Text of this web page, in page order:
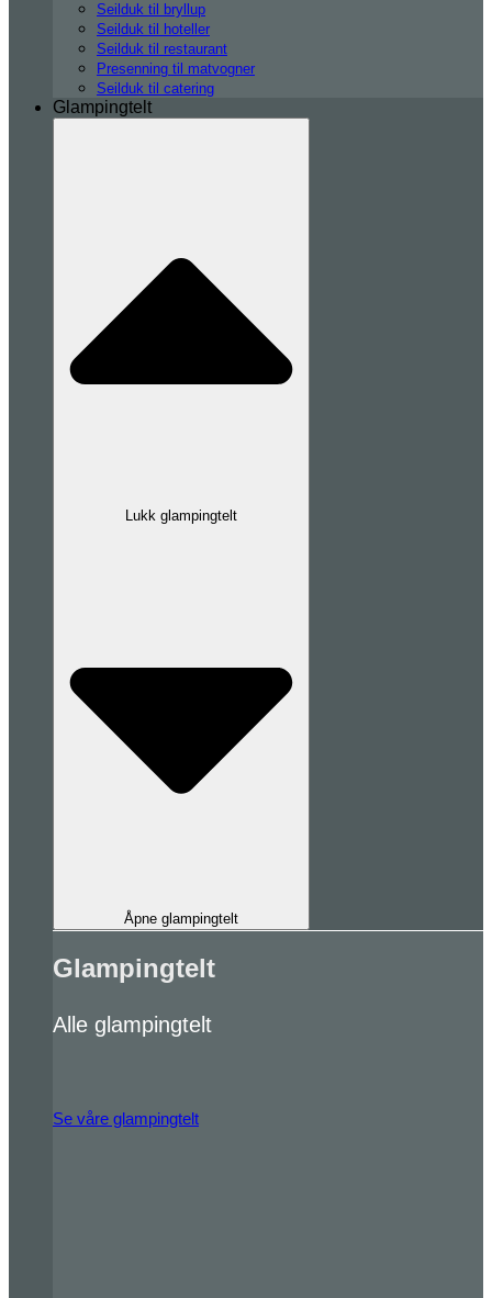
Seilduk til bryllup
Seilduk til hoteller
Seilduk til restaurant
Presenning til matvogner
Seilduk til catering
Glampingtelt
Lukk glampingtelt
Åpne glampingtelt
Glampingtelt
Alle glampingtelt
Se våre glampingtelt